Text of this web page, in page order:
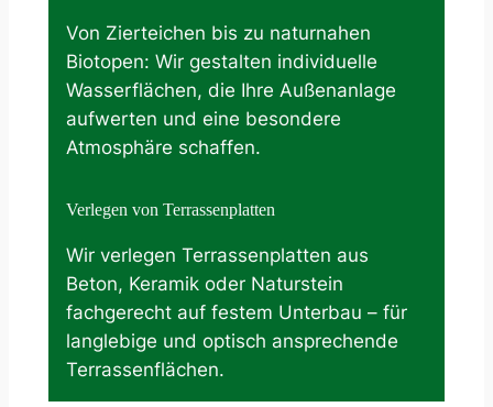
Von Zierteichen bis zu naturnahen
Biotopen: Wir gestalten individuelle
Wasserflächen, die Ihre Außenanlage
aufwerten und eine besondere
Atmosphäre schaffen.
Verlegen von Terrassenplatten
Wir verlegen Terrassenplatten aus
Beton, Keramik oder Naturstein
fachgerecht auf festem Unterbau – für
langlebige und optisch ansprechende
Terrassenflächen.